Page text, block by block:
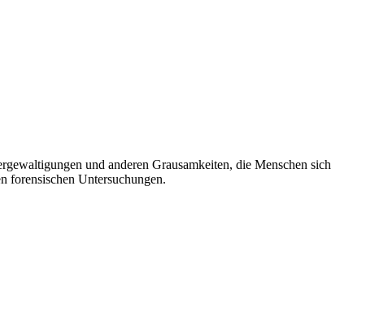
und anderen Grausamkeiten, die Menschen sich
forensischen Untersuchungen.